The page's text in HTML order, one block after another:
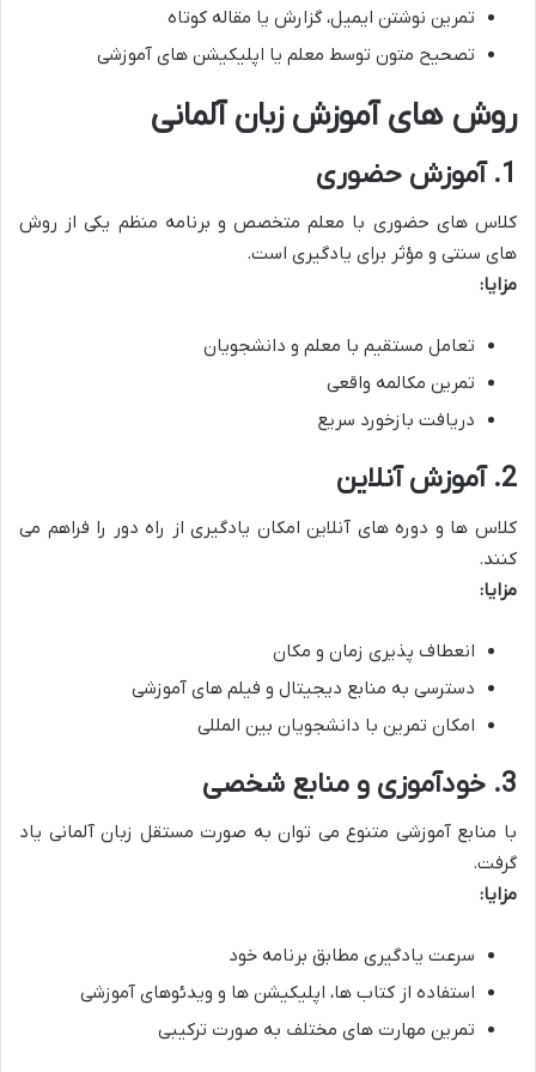
تمرین نوشتن ایمیل، گزارش یا مقاله کوتاه
تصحیح متون توسط معلم یا اپلیکیشن های آموزشی
روش های آموزش زبان آلمانی
1. آموزش حضوری
کلاس های حضوری با معلم متخصص و برنامه منظم یکی از روش
های سنتی و مؤثر برای یادگیری است.
مزایا:
تعامل مستقیم با معلم و دانشجویان
تمرین مکالمه واقعی
دریافت بازخورد سریع
2. آموزش آنلاین
کلاس ها و دوره های آنلاین امکان یادگیری از راه دور را فراهم می
کنند.
مزایا:
انعطاف پذیری زمان و مکان
دسترسی به منابع دیجیتال و فیلم های آموزشی
امکان تمرین با دانشجویان بین المللی
3. خودآموزی و منابع شخصی
با منابع آموزشی متنوع می توان به صورت مستقل زبان آلمانی یاد
گرفت.
مزایا:
سرعت یادگیری مطابق برنامه خود
استفاده از کتاب ها، اپلیکیشن ها و ویدئوهای آموزشی
تمرین مهارت های مختلف به صورت ترکیبی